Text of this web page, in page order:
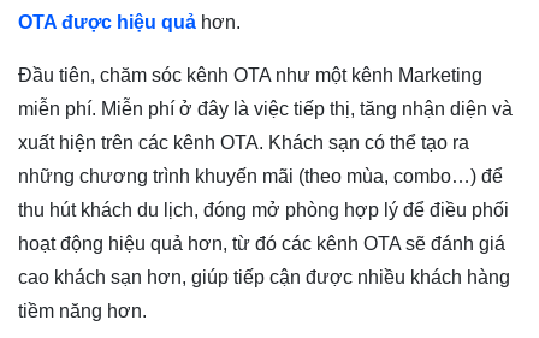
OTA được hiệu quả hơn.
Đầu tiên, chăm sóc kênh OTA như một kênh Marketing
miễn phí. Miễn phí ở đây là việc tiếp thị, tăng nhận diện và
xuất hiện trên các kênh OTA. Khách sạn có thể tạo ra
những chương trình khuyến mãi (theo mùa, combo…) để
thu hút khách du lịch, đóng mở phòng hợp lý để điều phối
hoạt động hiệu quả hơn, từ đó các kênh OTA sẽ đánh giá
cao khách sạn hơn, giúp tiếp cận được nhiều khách hàng
tiềm năng hơn.